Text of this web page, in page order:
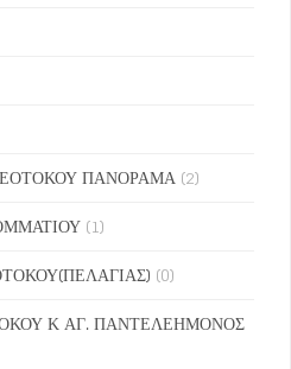
ΠΑΝΟΡΑΜΑ (2)
(1)
(0)
Κ ΑΓ. ΠΑΝΤΕΛΕΗΜΟΝΟΣ